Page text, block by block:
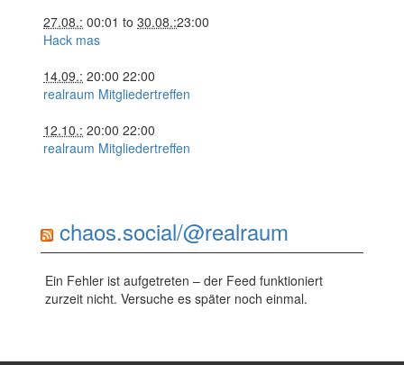
27.08.: 00:01 to 30.08.:23:00
Hack mas
14.09.: 20:00 22:00
realraum Mitgliedertreffen
12.10.: 20:00 22:00
realraum Mitgliedertreffen
chaos.social/@realraum
Ein Fehler ist aufgetreten – der Feed funktioniert
zurzeit nicht. Versuche es später noch einmal.